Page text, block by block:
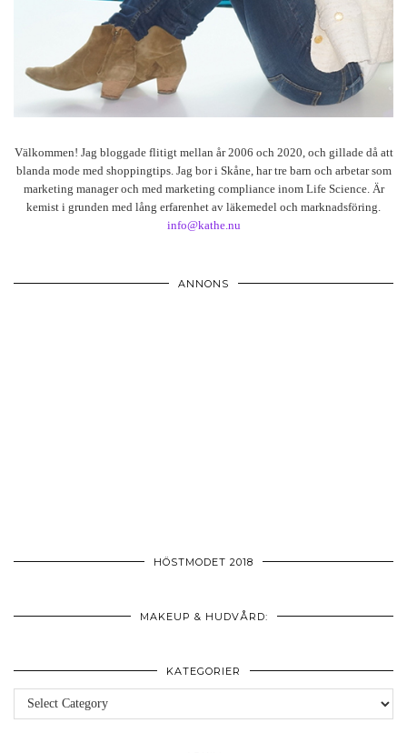
Välkommen! Jag bloggade flitigt mellan år 2006 och 2020, och gillade då att
blanda mode med shoppingtips. Jag bor i Skåne, har tre barn och arbetar som
marketing manager och med marketing compliance inom Life Science. Är
kemist i grunden med lång erfarenhet av läkemedel och marknadsföring.
info@kathe.nu
ANNONS
HÖSTMODET 2018
MAKEUP & HUDVÅRD:
KATEGORIER
Kategorier